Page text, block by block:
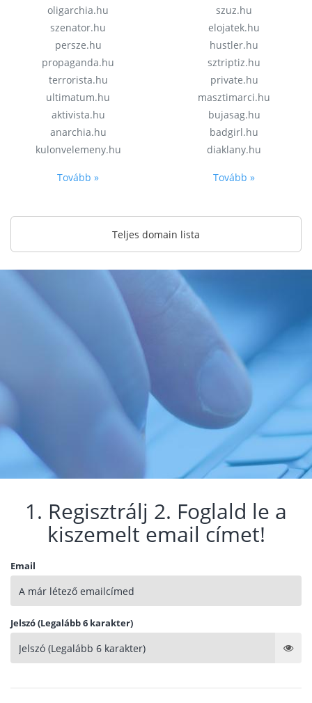
oligarchia.hu
szenator.hu
persze.hu
propaganda.hu
terrorista.hu
ultimatum.hu
aktivista.hu
anarchia.hu
kulonvelemeny.hu
Tovább »
szuz.hu
elojatek.hu
hustler.hu
sztriptiz.hu
private.hu
masztimarci.hu
bujasag.hu
badgirl.hu
diaklany.hu
Tovább »
Teljes domain lista
1. Regisztrálj 2. Foglald le a
kiszemelt email címet!
Email
Jelszó (Legalább 6 karakter)